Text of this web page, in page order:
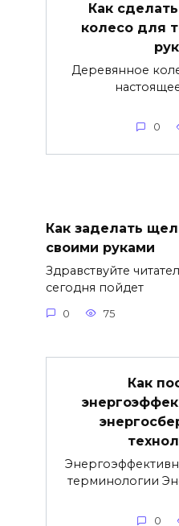
Как
колесо для
Деревянное
0
Как заделать
своими руками
Здравствуйте
сегодня пойдет
0 75
Как
терминологии
0